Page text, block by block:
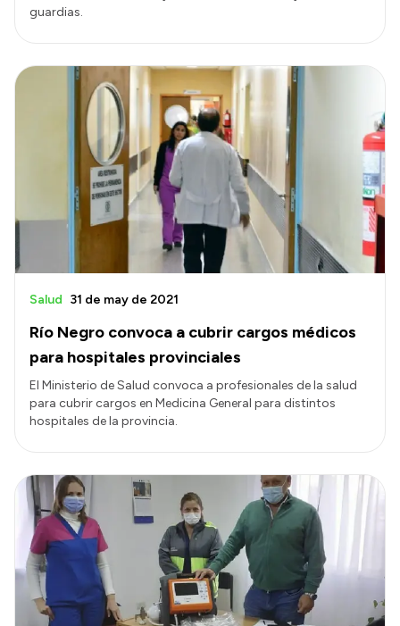
guardias.
Río Negro convoca a cubrir cargos médicos
para hospitales provinciales
Salud 31 de may de 2021
El Ministerio de Salud convoca a profesionales de la salud
para cubrir cargos en Medicina General para distintos
hospitales de la provincia.